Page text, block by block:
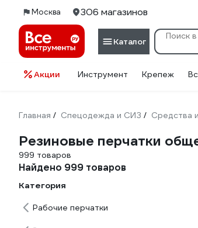
Москва 306 магазинов
Каталог
Акции Инструмент Крепеж
Главная / Спецодежда и СИЗ / Средства
Резиновые перчатки
999 товаров
Найдено 999 товаров
Категория
Рабочие перчатки